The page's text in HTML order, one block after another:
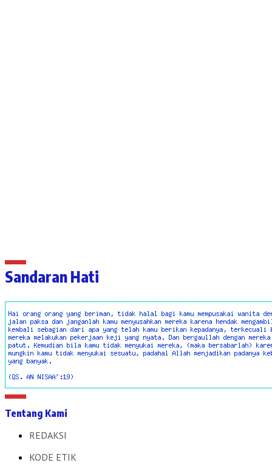
Sandaran Hati
Tentang Kami
REDAKSI
KODE ETIK